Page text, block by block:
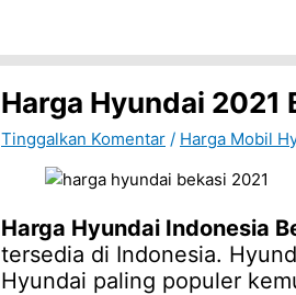
Harga Hyundai 2021
Tinggalkan Komentar / Harga Mobil
Harga Hyundai Indonesia
tersedia di Indonesia.
Hyundai paling populer